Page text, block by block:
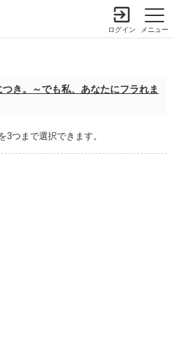
メニュー
ログイン
き。～でも私、あなたにフラれま
3つまで選択できます。